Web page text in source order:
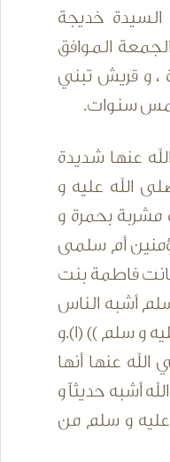
خديجة
الموافق
، و قريش تبني
سنوات.
عنها شديدة
الله عليه و
مشربة بحمرة و
أم سلمى
فاطمة بنت
أشبه الناس
وجهاً برسول الله صلى الله عليه و سلم )) (1).و
عنها أنها
أشبه حديثاً و
عليه و سلم من